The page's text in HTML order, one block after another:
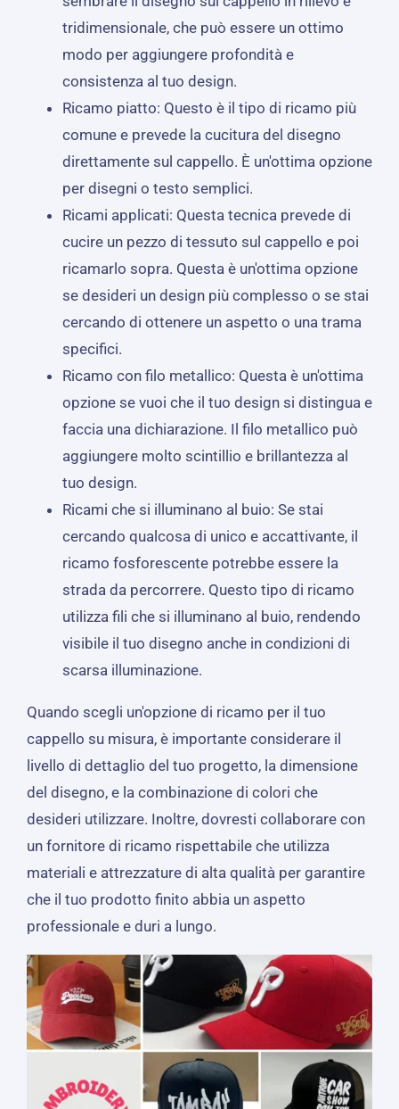
tridimensionale, che può essere un ottimo
modo per aggiungere profondità e
consistenza al tuo design.
Ricamo piatto: Questo è il tipo di ricamo più
comune e prevede la cucitura del disegno
direttamente sul cappello. È un'ottima opzione
per disegni o testo semplici.
Ricami applicati: Questa tecnica prevede di
cucire un pezzo di tessuto sul cappello e poi
ricamarlo sopra. Questa è un'ottima opzione
se desideri un design più complesso o se stai
cercando di ottenere un aspetto o una trama
specifici.
Ricamo con filo metallico: Questa è un'ottima
opzione se vuoi che il tuo design si distingua e
faccia una dichiarazione. Il filo metallico può
aggiungere molto scintillio e brillantezza al
tuo design.
Ricami che si illuminano al buio: Se stai
cercando qualcosa di unico e accattivante, il
ricamo fosforescente potrebbe essere la
strada da percorrere. Questo tipo di ricamo
utilizza fili che si illuminano al buio, rendendo
visibile il tuo disegno anche in condizioni di
scarsa illuminazione.
Quando scegli un'opzione di ricamo per il tuo
cappello su misura, è importante considerare il
livello di dettaglio del tuo progetto, la dimensione
del disegno, e la combinazione di colori che
desideri utilizzare. Inoltre, dovresti collaborare con
un fornitore di ricamo rispettabile che utilizza
materiali e attrezzature di alta qualità per garantire
che il tuo prodotto finito abbia un aspetto
professionale e duri a lungo.